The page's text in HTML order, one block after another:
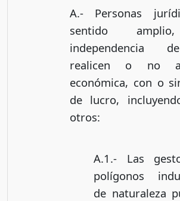
A.- Personas
sentido
independencia
realicen o no
económica, con o
de lucro,
otros:
A.1.- Las
polígonos
de naturaleza